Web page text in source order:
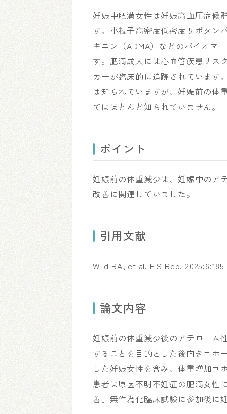
妊娠中肥満女性は妊娠高血圧症候
す。小粒子高密度低密度リポタン
ギニン（ADMA）などのバイオマ
す。肥満成人には心血管疾患リス
カーが臨床的に追跡されています
は知られていますが、妊娠前の体
てはほとんど知られていません。
ポイント
妊娠前の体重減少は、妊娠中のア
改善に関連していました。
引用文献
Wild RA, et al. F S Rep.
論文内容
妊娠前の体重減少後のアテローム
することを目的とした後向きコホ
した妊娠女性を含み、体重増加コ
患者は原因不明不妊症の肥満女性
善」無作為化臨床試験に参加後に